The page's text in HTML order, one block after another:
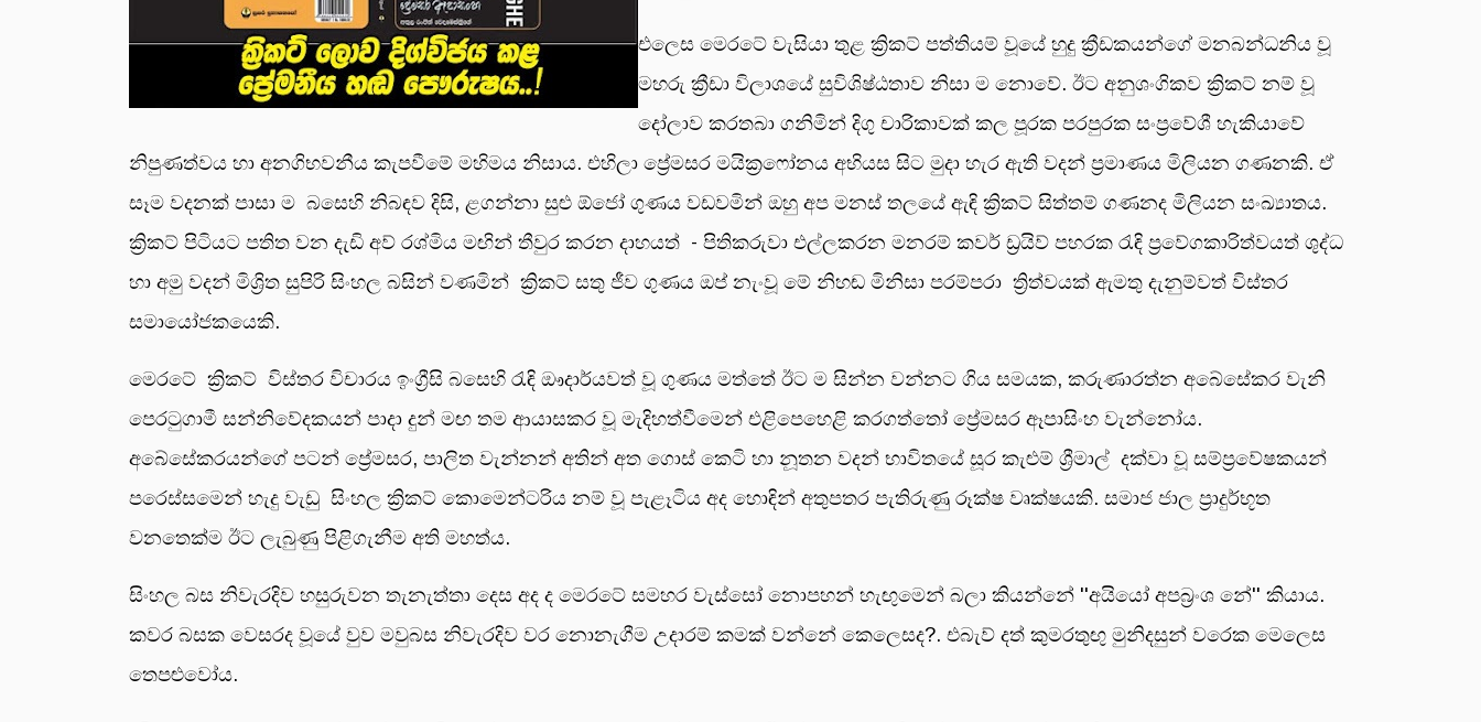
එලෙස මෙරටේ වැසියා තුළ ක්‍රිකට් පත්තියම් වූයේ හුදු ක්‍රීඩකයන්ගේ මනබන්ධනිය වූ
මහරු ක්‍රීඩා විලාශයේ සුවිශිෂ්ඨතාව නිසා ම නොවේ. ඊට අනුශංගිකව ක්‍රිකට් නම් වූ
දෝලාව කරතබා ගනිමින් දිගු චාරිකාවක් කල පූරක පරපුරක සංප්‍රවේශී හැකියාවේ
නිපුණත්වය හා අනගිභවනීය කැපවීමේ මහිමය නිසාය. එහිලා ප්‍රේමසර මයික්‍රෆෝනය අභියස සිට මුදා හැර ඇති වදන් ප්‍රමාණය මිලියන ගණනකි. ඒ
සෑම වදනක් පාසා ම බසෙහි නිබඳව දිසි, ළගන්නා සුළු ඕජෝ ගුණය වඩවමින් ඔහු අප මනස් තලයේ ඇඳි ක්‍රිකට් සිත්තම් ගණනද මිලියන සංඛ්‍යාතය.
ක්‍රිකට් පිටියට පතිත වන දැඩි අව් රශ්මිය මඟින් තීවුර කරන දාහයත් - පිතිකරුවා එල්ලකරන මනරම් කවර් ඩ්‍රයිව් පහරක රැඳි ප්‍රවේගකාරිත්වයත් ශුද්ධ
හා අමු වදන් මිශ්‍රිත සුපිරි සිංහල බසින් වණමින් ක්‍රිකට් සතු ජීව ගුණය ඔප් නැංවූ මේ නිහඬ මිනිසා පරම්පරා ත්‍රිත්වයක් ඇමතු දැනුම්වත් විස්තර
සමායෝජකයෙකි.
මෙරටේ ක්‍රිකට් විස්තර විචාරය ඉංග්‍රීසි බසෙහි රැඳි ඖදාර්යවත් වූ ගුණය මත්තේ ඊට ම සින්න වන්නට ගිය සමයක, කරුණාරත්න අබේසේකර වැනි
පෙරටුගාමී සන්නිවේදකයන් පාදා දුන් මඟ තම ආයාසකර වූ මැදිහත්වීමෙන් එළිපෙහෙළි කරගත්තෝ ප්‍රේමසර ඈපාසිංහ වැන්නෝය.
අබේසේකරයන්ගේ පටන් ප්‍රේමසර, පාලිත වැන්නන් අතින් අත ගොස් කෙටි හා නූතන වදන් භාවිතයේ සූර කැළුම් ශ්‍රීමාල් දක්වා වූ සම්ප්‍රවේෂකයන්
පරෙස්සමෙන් හැදු වැඩු සිංහල ක්‍රිකට් කොමෙන්ටරිය නම් වූ පැළෑටිය අද හොඳින් අතුපතර පැතිරුණු රූක්ෂ වෘක්ෂයකි. සමාජ ජාල ප්‍රාදුර්භූත
වනතෙක්ම ඊට ලැබුණු පිළිගැනීම අති මහත්ය.
සිංහල බස නිවැරදිව හසුරුවන තැනැත්තා දෙස අද ද මෙරටේ සමහර වැස්සෝ නොපහන් හැඟුමෙන් බලා කියන්නේ ''අයියෝ අපබ්‍රංශ නේ'' කියාය.
කවර බසක වෙසරද වූයේ වුව මවුබස නිවැරදිව වර නොනැගීම උදාරම් කමක් වන්නේ කෙලෙසද?. එබැව් දත් කුමරතුඟු මුනිදසුන් වරෙක මෙලෙස
තෙපළුවෝය.